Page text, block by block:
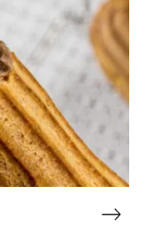
グ
レ
ー
ズ